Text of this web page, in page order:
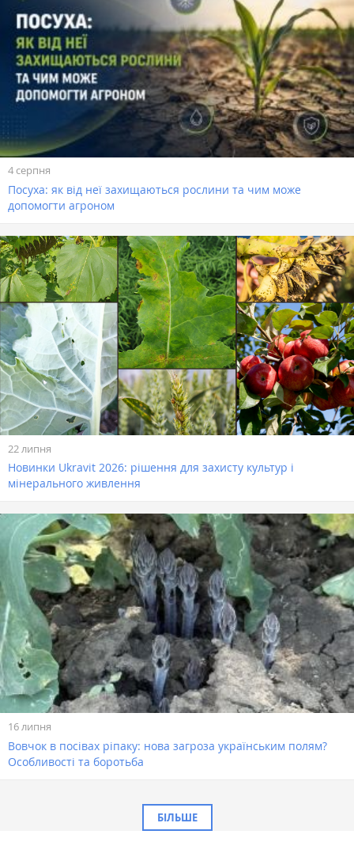
4 серпня
Посуха: як від неї захищаються рослини та чим може
допомогти агроном
22 липня
Новинки Ukravit 2026: рішення для захисту культур і
мінерального живлення
16 липня
Вовчок в посівах ріпаку: нова загроза українським полям?
Особливості та боротьба
БІЛЬШЕ